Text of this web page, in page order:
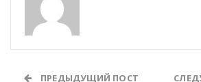
ПРЕДЫДУЩИЙ ПОСТ